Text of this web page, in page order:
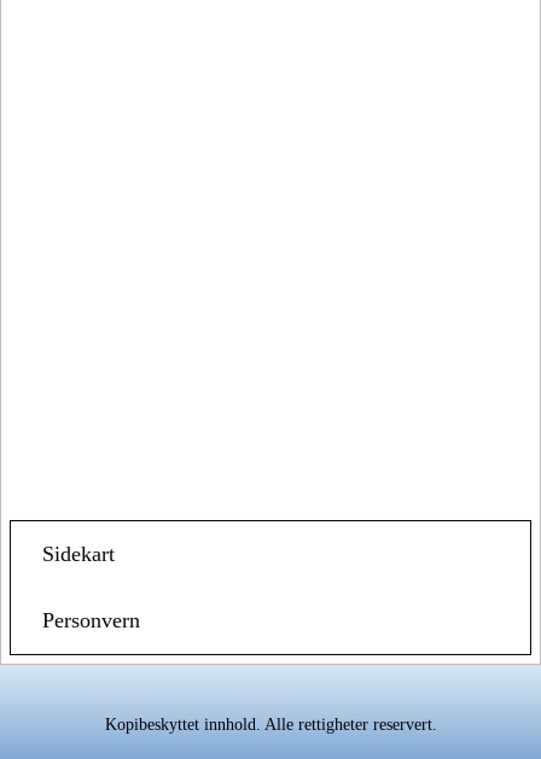
Sidekart
Personvern
Kopibeskyttet innhold. Alle rettigheter reservert.